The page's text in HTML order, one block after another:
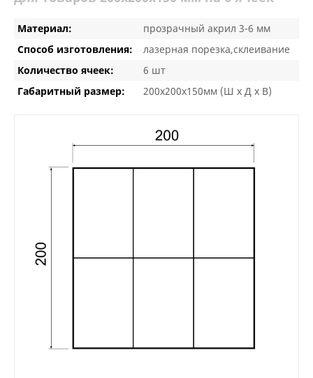
Материал:
прозрачный акрил 3-6 мм
Способ изготовления:
лазерная порезка,склеивание
Количество ячеек:
6 шт
Габаритный размер:
200х200х150мм (Ш х Д х В)